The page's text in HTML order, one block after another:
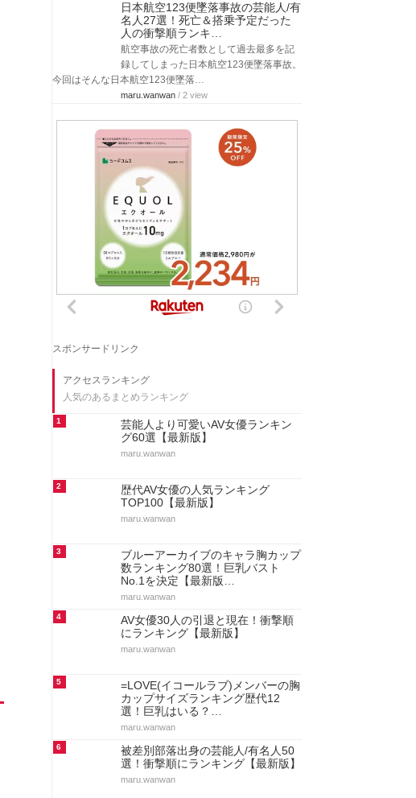
日本航空123便墜落事故の芸能人/有
名人27選！死亡＆搭乗予定だった
人の衝撃順ランキ…
航空事故の死亡者数として過去最多を記
録してしまった日本航空123便墜落事故。
今回はそんな日本航空123便墜落…
maru.wanwan / 2 view
スポンサードリンク
アクセスランキング
人気のあるまとめランキング
1
芸能人より可愛いAV女優ランキン
グ60選【最新版】
maru.wanwan
2
歴代AV女優の人気ランキング
TOP100【最新版】
maru.wanwan
3
ブルーアーカイブのキャラ胸カップ
数ランキング80選！巨乳バスト
No.1を決定【最新版…
maru.wanwan
4
AV女優30人の引退と現在！衝撃順
にランキング【最新版】
maru.wanwan
5
=LOVE(イコールラブ)メンバーの胸
カップサイズランキング歴代12
選！巨乳はいる？…
maru.wanwan
6
被差別部落出身の芸能人/有名人50
選！衝撃順にランキング【最新版】
maru.wanwan